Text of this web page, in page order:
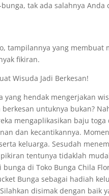
tak ada salahnya Anda
tampilannya yang membuat
fikiran.
Wisuda Jadi Berkesan!
yang hendak mengerjakan
untuknya bukan?
mengaplikasikan baju
dan kecantikannya.
keluarga. Sesudah
tentunya tidaklah
di Toko Bunga Chila
Bunga sebagai hadiah
disimak dengan baik